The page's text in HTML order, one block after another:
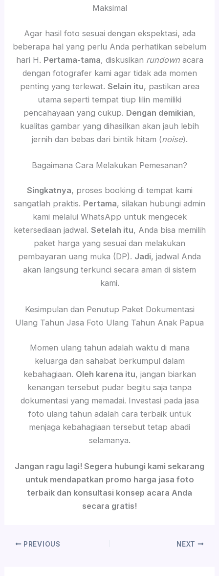
Maksimal
Agar hasil foto sesuai dengan ekspektasi, ada
beberapa hal yang perlu Anda perhatikan sebelum
hari H. Pertama-tama, diskusikan rundownacara
dengan fotografer kami agar tidak ada momen
penting yang terlewat. Selain itu, pastikan area
utama seperti tempat tiup lilin memiliki
pencahayaan yang cukup. Dengan demikian,
kualitas gambar yang dihasilkan akan jauh lebih
jernih dan bebas dari bintik hitam (noise).
Bagaimana Cara Melakukan Pemesanan?
Singkatnya, proses booking di tempat kami
sangatlah praktis. Pertama, silakan hubungi admin
kami melalui WhatsApp untuk mengecek
ketersediaan jadwal. Setelah itu, Anda bisa memilih
paket harga yang sesuai dan melakukan
pembayaran uang muka (DP). Jadi, jadwal Anda
akan langsung terkunci secara aman di sistem
kami.
Kesimpulan dan Penutup Paket Dokumentasi
Ulang Tahun Jasa Foto Ulang Tahun Anak Papua
Momen ulang tahun adalah waktu di mana
keluarga dan sahabat berkumpul dalam
kebahagiaan. Oleh karena itu, jangan biarkan
kenangan tersebut pudar begitu saja tanpa
dokumentasi yang memadai. Investasi pada jasa
foto ulang tahun adalah cara terbaik untuk
menjaga kebahagiaan tersebut tetap abadi
selamanya.
Jangan ragu lagi! Segera hubungi kami sekarang
untuk mendapatkan promo harga jasa foto
terbaik dan konsultasi konsep acara Anda
secara gratis!
PREVIOUS NEXT